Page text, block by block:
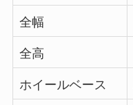
全幅
全高
ホイールベース